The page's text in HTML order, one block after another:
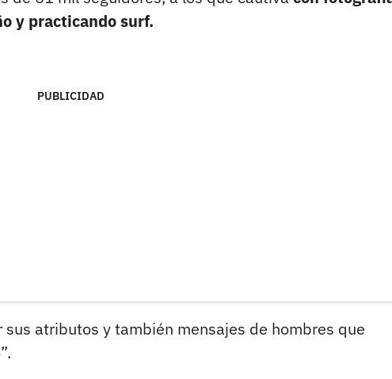
y practicando surf.
PUBLICIDAD
atributos y también mensajes de hombres que